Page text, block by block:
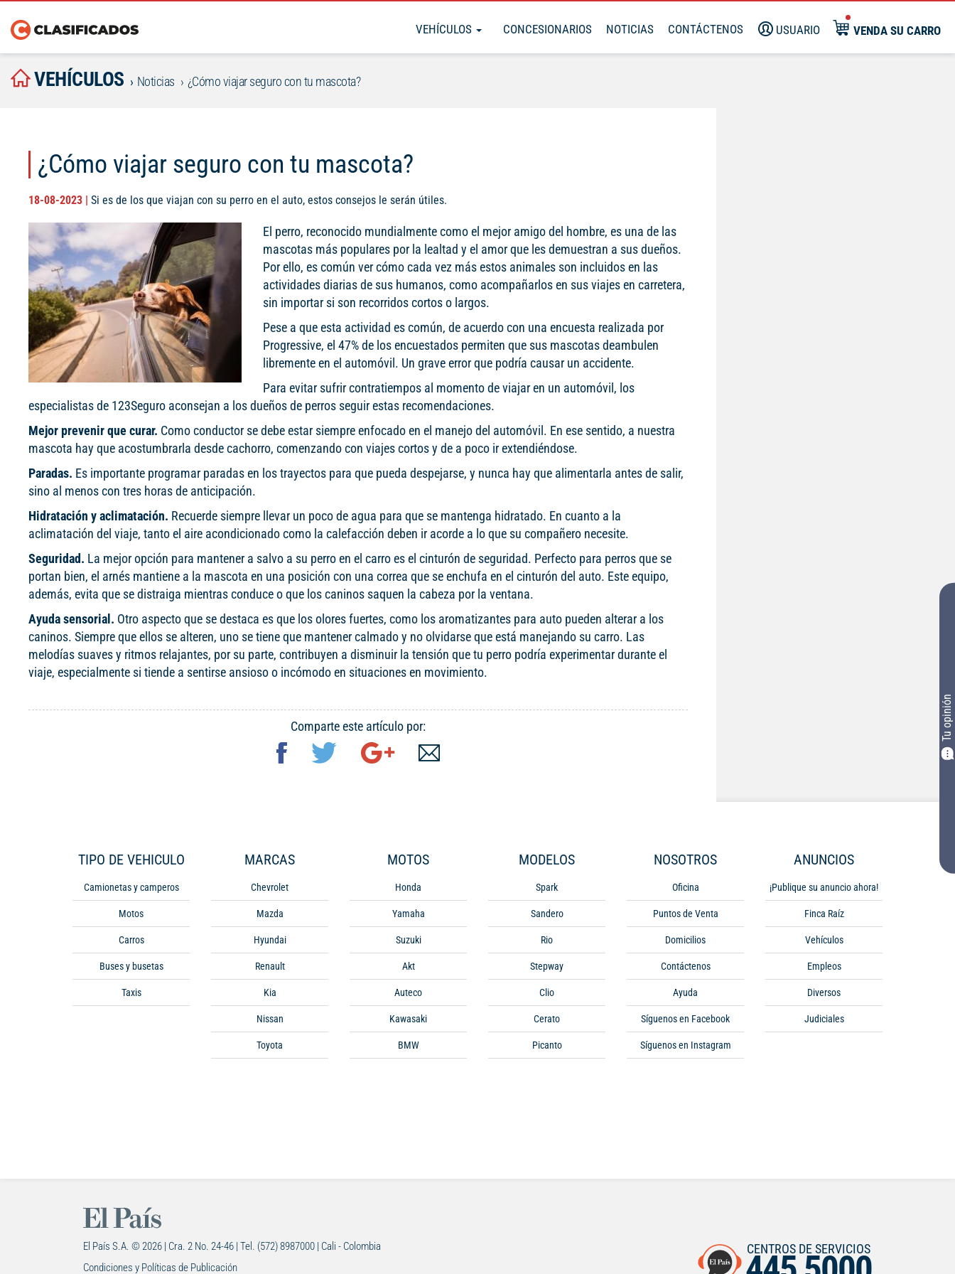
VEHÍCULOS CONCESIONARIOS NOTICIAS CONTÁCTENOS USUARIO VENDA SU CARRO
VEHÍCULOS Noticias ¿Cómo viajar seguro con tu mascota?
¿Cómo viajar seguro con tu mascota?
18-08-2023 | Si es de los que viajan con su perro en el auto, estos consejos le serán útiles.
El perro, reconocido mundialmente como el mejor amigo del hombre, es una de las
mascotas más populares por la lealtad y el amor que les demuestran a sus dueños.
Por ello, es común ver cómo cada vez más estos animales son incluidos en las
actividades diarias de sus humanos, como acompañarlos en sus viajes en carretera,
sin importar si son recorridos cortos o largos.
Pese a que esta actividad es común, de acuerdo con una encuesta realizada por
Progressive, el 47% de los encuestados permiten que sus mascotas deambulen
libremente en el automóvil. Un grave error que podría causar un accidente.
Para evitar sufrir contratiempos al momento de viajar en un automóvil, los
especialistas de 123Seguro aconsejan a los dueños de perros seguir estas recomendaciones.
Mejor prevenir que curar. Como conductor se debe estar siempre enfocado en el manejo del automóvil. En ese sentido, a nuestra
mascota hay que acostumbrarla desde cachorro, comenzando con viajes cortos y de a poco ir extendiéndose.
Paradas. Es importante programar paradas en los trayectos para que pueda despejarse, y nunca hay que alimentarla antes de salir,
sino al menos con tres horas de anticipación.
Hidratación y aclimatación. Recuerde siempre llevar un poco de agua para que se mantenga hidratado. En cuanto a la
aclimatación del viaje, tanto el aire acondicionado como la calefacción deben ir acorde a lo que su compañero necesite.
Seguridad. La mejor opción para mantener a salvo a su perro en el carro es el cinturón de seguridad. Perfecto para perros que se
portan bien, el arnés mantiene a la mascota en una posición con una correa que se enchufa en el cinturón del auto. Este equipo,
además, evita que se distraiga mientras conduce o que los caninos saquen la cabeza por la ventana.
Ayuda sensorial. Otro aspecto que se destaca es que los olores fuertes, como los aromatizantes para auto pueden alterar a los
caninos. Siempre que ellos se alteren, uno se tiene que mantener calmado y no olvidarse que está manejando su carro. Las
melodías suaves y ritmos relajantes, por su parte, contribuyen a disminuir la tensión que tu perro podría experimentar durante el
viaje, especialmente si tiende a sentirse ansioso o incómodo en situaciones en movimiento.
Tu opinión
Comparte este artículo por:
TIPO DE VEHICULO
Camionetas y camperos
Motos
Carros
Buses y busetas
Taxis
MARCAS
Chevrolet
Mazda
Hyundai
Renault
Kia
Nissan
Toyota
MOTOS
Honda
Yamaha
Suzuki
Akt
Auteco
Kawasaki
BMW
MODELOS
Spark
Sandero
Rio
Stepway
Clio
Cerato
Picanto
NOSOTROS
Oficina
Puntos de Venta
Domicilios
Contáctenos
Ayuda
Síguenos en Facebook
Síguenos en Instagram
ANUNCIOS
¡Publique su anuncio ahora!
Finca Raíz
Vehículos
Empleos
Diversos
Judiciales
El País S.A. © 2026 | Cra. 2 No. 24-46 | Tel. (572) 8987000 | Cali - Colombia
Condiciones y Políticas de Publicación
CENTROS DE SERVICIOS